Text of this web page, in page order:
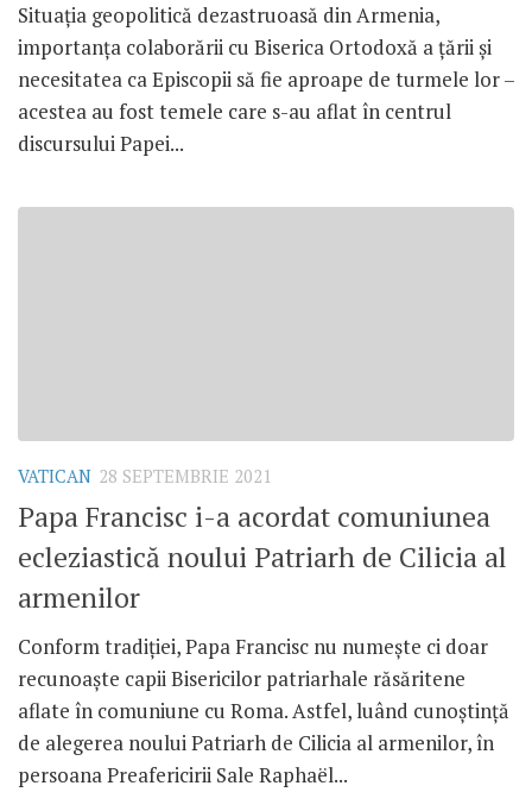
Situația geopolitică dezastruoasă din Armenia,
importanța colaborării cu Biserica Ortodoxă a țării și
necesitatea ca Episcopii să fie aproape de turmele lor –
acestea au fost temele care s-au aflat în centrul
discursului Papei...
VATICAN 28 SEPTEMBRIE 2021
Papa Francisc i-a acordat comuniunea
ecleziastică noului Patriarh de Cilicia al
armenilor
Conform tradiției, Papa Francisc nu numește ci doar
recunoaște capii Bisericilor patriarhale răsăritene
aflate în comuniune cu Roma. Astfel, luând cunoștință
de alegerea noului Patriarh de Cilicia al armenilor, în
persoana Preafericirii Sale Raphaël...